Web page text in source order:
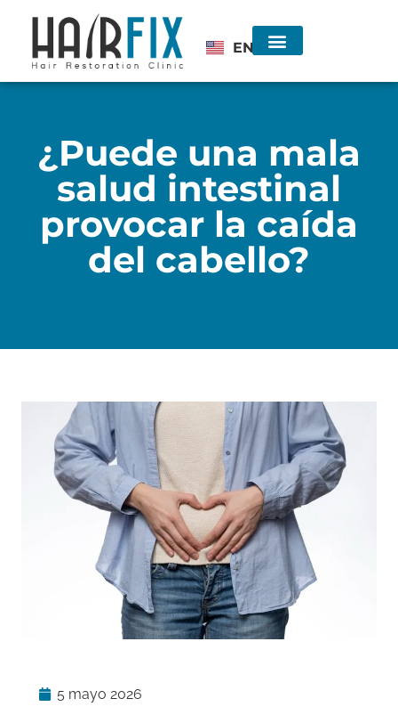
EN
¿Puede una mala
salud intestinal
provocar la caída
del cabello?
5 mayo 2026